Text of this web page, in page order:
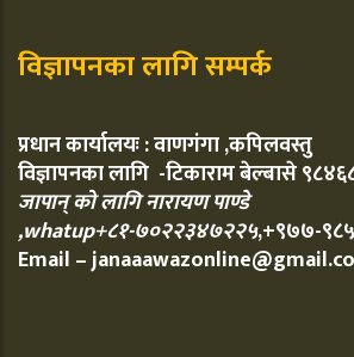
विज्ञापनका लागि सम्पर्क
प्रधान कार्यालयः : वाणगंगा ,कपिलवस्तु
विज्ञापनका लागि -टिकाराम बेल्बासे
जापान् को लागि नारायण पाण्डे
,whatup+८१-७०२२३४७२२५,+९७७-
Email –